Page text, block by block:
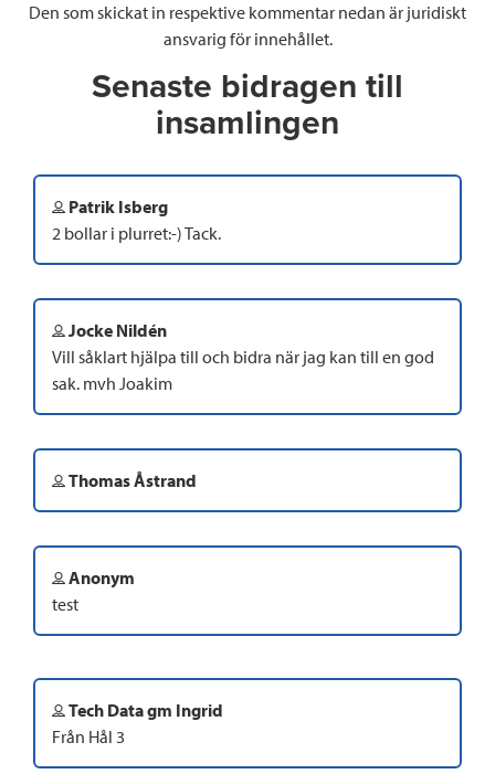
Den som skickat in respektive kommentar nedan är juridiskt
ansvarig för innehållet.
Senaste bidragen till
insamlingen
Patrik Isberg
2 bollar i plurret:-) Tack.
Jocke Nildén
Vill såklart hjälpa till och bidra när jag kan till en god
sak. mvh Joakim
Thomas Åstrand
Anonym
test
Tech Data gm Ingrid
Från Hål 3